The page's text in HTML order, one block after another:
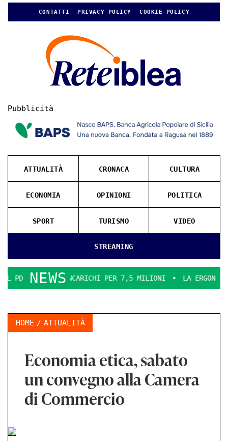
CONTATTI PRIVACY POLICY COOKIE POLICY
Pubblicità
STREAMING
ATTUALITÀ CRONACA CULTURA
ECONOMIA OPINIONI POLITICA
SPORT TURISMO VIDEO
NEWS
INCARICHI PER 7,5 MILIONI LA ERGON SMENTICE LA
HOME ATTUALITÀ
Economia etica, sabato
un convegno alla Camera
di Commercio